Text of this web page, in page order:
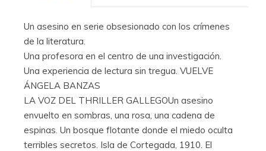
Un asesino en serie obsesionado con los crímenes
de la literatura.
Una profesora en el centro de una investigación.
Una experiencia de lectura sin tregua. VUELVE
ÁNGELA BANZAS
LA VOZ DEL THRILLER GALLEGOUn asesino
envuelto en sombras, una rosa, una cadena de
espinas. Un bosque flotante donde el miedo oculta
terribles secretos. Isla de Cortegada, 1910. El